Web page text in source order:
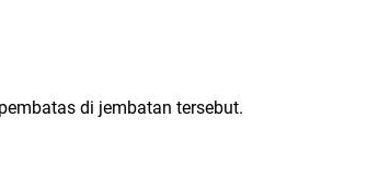
di jembatan tersebut.